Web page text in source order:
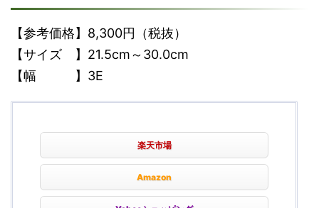
【参考価格】8,300円（税抜）
【サイズ 】21.5cm～30.0cm
【幅 】3E
楽天市場
Amazon